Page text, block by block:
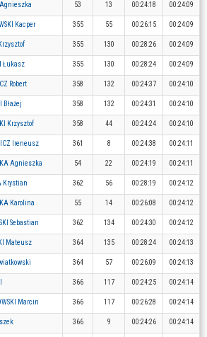
53 13 00:24:18 00:24:09
Kacper 355 55 00:26:15 00:24:09
355 130 00:28:26 00:24:09
Łukasz 355 130 00:28:24 00:24:09
Robert 358 132 00:24:37 00:24:10
Błażej 358 132 00:24:31 00:24:10
Krzysztof 358 44 00:24:24 00:24:10
Ireneusz 361 8 00:24:38 00:24:11
Agnieszka 54 22 00:24:19 00:24:11
Krystian 362 56 00:28:19 00:24:12
Karolina 55 14 00:26:08 00:24:12
Sebastian 362 134 00:24:30 00:24:12
Mateusz 364 135 00:28:24 00:24:13
364 57 00:26:09 00:24:13
366 117 00:24:25 00:24:14
Marcin 366 117 00:26:28 00:24:14
366 9 00:24:26 00:24:14